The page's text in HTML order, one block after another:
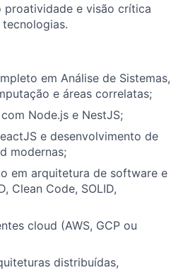
proatividade e visão crítica
em Análise de Sistemas,
e áreas correlatas;
Node.js e NestJS;
e desenvolvimento de
modernas;
em arquitetura de software e
Clean Code, SOLID,
cloud (AWS, GCP ou
distribuídas,